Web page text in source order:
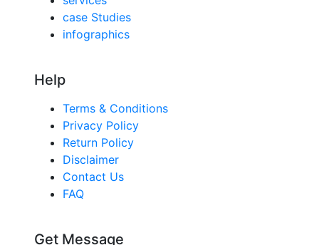
case Studies
infographics
Help
Terms & Conditions
Privacy Policy
Return Policy
Disclaimer
Contact Us
FAQ
Get Message